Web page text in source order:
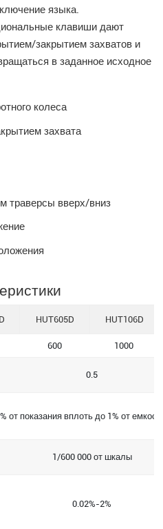
языка.
клавиши дают
закрытием захватов и
в заданное исходное
колеса
захвата
траверсы вверх/вниз
HUT605D HUT106D
600 1000
0.5
от показания вплоть до 1% от
1/600 000 от шкалы
0.02%-2%